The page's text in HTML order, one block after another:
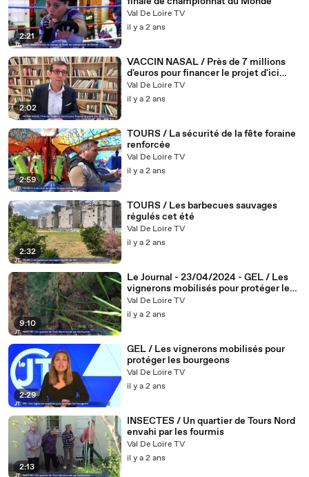
2:21
Val De Loire TV
il y a 2 ans
2:02
VACCIN NASAL / Près de 7 millions
d'euros pour financer le projet d'ici
2026
Val De Loire TV
il y a 2 ans
2:59
TOURS / La sécurité de la fête foraine
renforcée
Val De Loire TV
il y a 2 ans
2:32
TOURS / Les barbecues sauvages
régulés cet été
Val De Loire TV
il y a 2 ans
9:10
Le Journal - 23/04/2024 - GEL / Les
vignerons mobilisés pour protéger les
bourgeons
Val De Loire TV
il y a 2 ans
2:29
GEL / Les vignerons mobilisés pour
protéger les bourgeons
Val De Loire TV
il y a 2 ans
2:13
INSECTES / Un quartier de Tours Nord
envahi par les fourmis
Val De Loire TV
il y a 2 ans